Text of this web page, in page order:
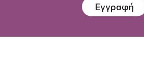
Εγγραφή